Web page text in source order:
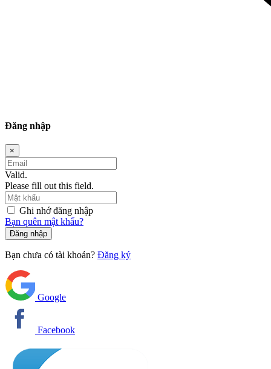
Đăng nhập
×
Valid.
Please fill out this field.
Ghi nhớ đăng nhập
Bạn quên mật khẩu?
Đăng nhập
Bạn chưa có tài khoản? Đăng ký
Google
Facebook